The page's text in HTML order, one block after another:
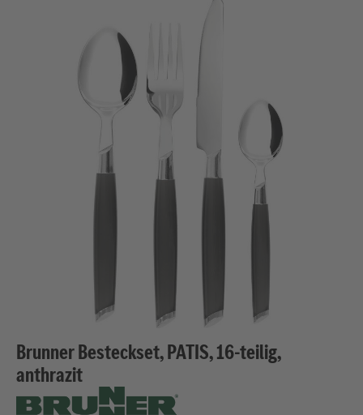
Brunner Besteckset, PATIS, 16-teilig,
anthrazit